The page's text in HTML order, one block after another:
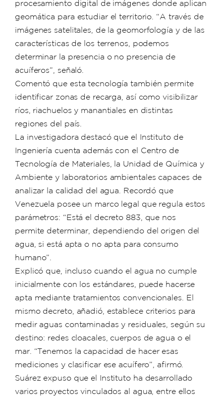
procesamiento digital de imágenes donde aplican
geomática para estudiar el territorio. “A través de
imágenes satelitales, de la geomorfología y de las
características de los terrenos, podemos
determinar la presencia o no presencia de
acuíferos”, señaló.
Comentó que esta tecnología también permite
identificar zonas de recarga, así como visibilizar
ríos, riachuelos y manantiales en distintas
regiones del país.
La investigadora destacó que el Instituto de
Ingeniería cuenta además con el Centro de
Tecnología de Materiales, la Unidad de Química y
Ambiente y laboratorios ambientales capaces de
analizar la calidad del agua. Recordó que
Venezuela posee un marco legal que regula estos
parámetros: “Está el decreto 883, que nos
permite determinar, dependiendo del origen del
agua, si está apta o no apta para consumo
humano”.
Explicó que, incluso cuando el agua no cumple
inicialmente con los estándares, puede hacerse
apta mediante tratamientos convencionales. El
mismo decreto, añadió, establece criterios para
medir aguas contaminadas y residuales, según su
destino: redes cloacales, cuerpos de agua o el
mar. “Tenemos la capacidad de hacer esas
mediciones y clasificar ese acuífero”, afirmó.
Suárez expuso que el Instituto ha desarrollado
varios proyectos vinculados al agua, entre ellos